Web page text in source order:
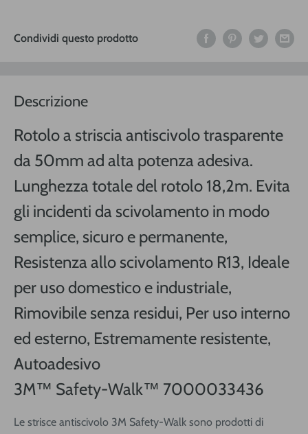
Condividi questo prodotto
Descrizione
Rotolo a striscia antiscivolo trasparente
da 50mm ad alta potenza adesiva.
Lunghezza totale del rotolo 18,2m. Evita
gli incidenti da scivolamento in modo
semplice, sicuro e permanente,
Resistenza allo scivolamento R13, Ideale
per uso domestico e industriale,
Rimovibile senza residui, Per uso interno
ed esterno, Estremamente resistente,
Autoadesivo
3M™ Safety-Walk™ 7000033436
Le strisce antiscivolo 3M Safety-Walk sono prodotti di